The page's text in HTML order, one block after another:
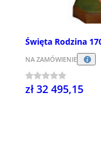
Święta Rodzina
NA ZAMÓWIENIE
zł 32 495,15